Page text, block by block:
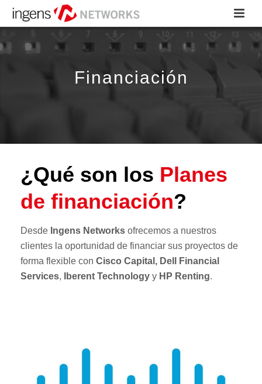
Financiación
¿Qué son los Planes
de financiación?
Desde Ingens Networks ofrecemos a nuestros
clientes la oportunidad de financiar sus proyectos de
forma flexible con Cisco Capital, Dell Financial
Services, Iberent Technology y HP Renting.